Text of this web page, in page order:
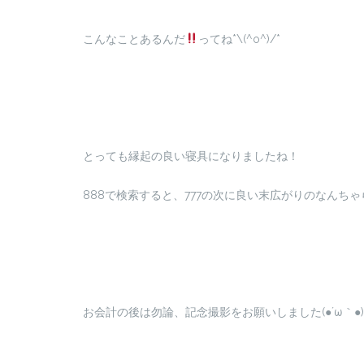
こんなことあるんだ ってね*\(^o^)/*
とっても縁起の良い寝具になりましたね！
888で検索すると、777の次に良い末広がりのなんち
お会計の後は勿論、記念撮影をお願いしました(●´ω｀●)